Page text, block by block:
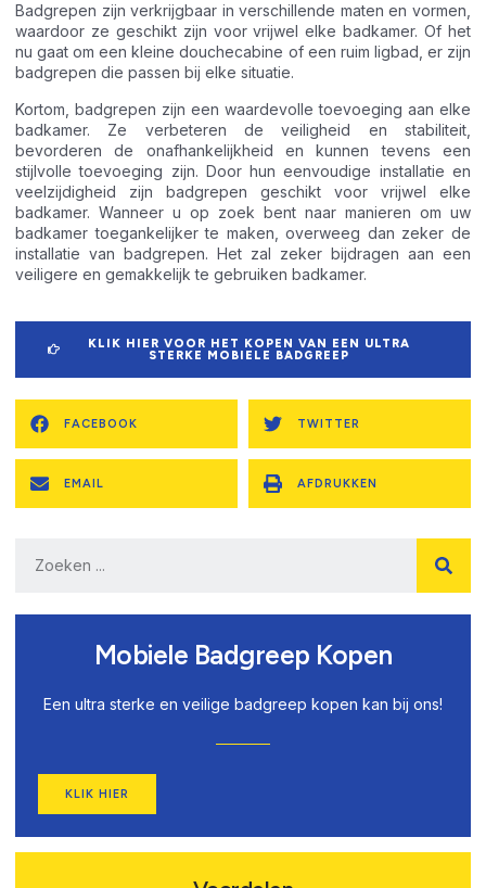
Badgrepen zijn verkrijgbaar in verschillende maten en vormen,
waardoor ze geschikt zijn voor vrijwel elke badkamer. Of het
nu gaat om een kleine douchecabine of een ruim ligbad, er zijn
badgrepen die passen bij elke situatie.
Kortom, badgrepen zijn een waardevolle toevoeging aan elke
badkamer. Ze verbeteren de veiligheid en stabiliteit,
bevorderen de onafhankelijkheid en kunnen tevens een
stijlvolle toevoeging zijn. Door hun eenvoudige installatie en
veelzijdigheid zijn badgrepen geschikt voor vrijwel elke
badkamer. Wanneer u op zoek bent naar manieren om uw
badkamer toegankelijker te maken, overweeg dan zeker de
installatie van badgrepen. Het zal zeker bijdragen aan een
veiligere en gemakkelijk te gebruiken badkamer.
KLIK HIER VOOR HET KOPEN VAN EEN ULTRA
STERKE MOBIELE BADGREEP
FACEBOOK TWITTER
EMAIL AFDRUKKEN
Mobiele Badgreep Kopen
Een ultra sterke en veilige badgreep kopen kan bij ons!
KLIK HIER